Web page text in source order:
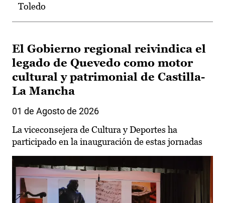
Toledo
El Gobierno regional reivindica el
legado de Quevedo como motor
cultural y patrimonial de Castilla-
La Mancha
01 de Agosto de 2026
La viceconsejera de Cultura y Deportes ha
participado en la inauguración de estas jornadas